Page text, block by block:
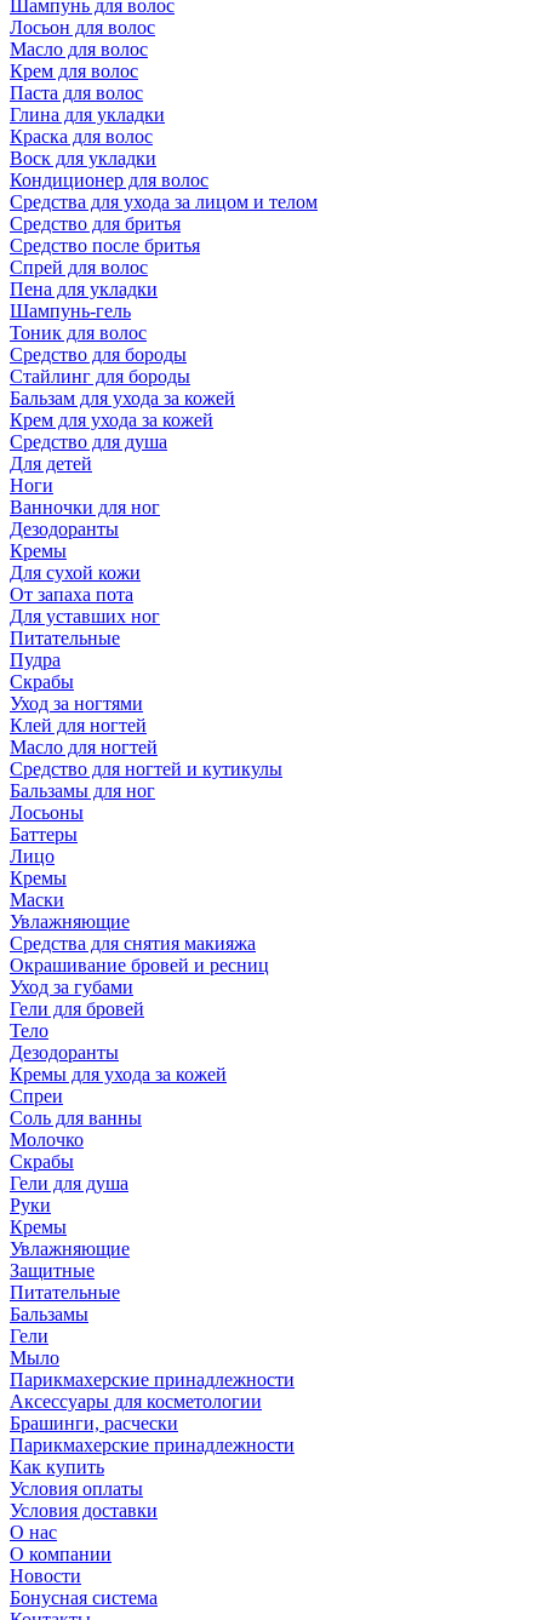
Шампунь для волос
Лосьон для волос
Масло для волос
Крем для волос
Паста для волос
Глина для укладки
Краска для волос
Воск для укладки
Кондиционер для волос
Средства для ухода за лицом и телом
Средство для бритья
Средство после бритья
Спрей для волос
Пена для укладки
Шампунь-гель
Тоник для волос
Средство для бороды
Стайлинг для бороды
Бальзам для ухода за кожей
Крем для ухода за кожей
Средство для душа
Для детей
Ноги
Ванночки для ног
Дезодоранты
Кремы
Для сухой кожи
От запаха пота
Для уставших ног
Питательные
Пудра
Скрабы
Уход за ногтями
Клей для ногтей
Масло для ногтей
Средство для ногтей и кутикулы
Бальзамы для ног
Лосьоны
Баттеры
Лицо
Кремы
Маски
Увлажняющие
Средства для снятия макияжа
Окрашивание бровей и ресниц
Уход за губами
Гели для бровей
Тело
Дезодоранты
Кремы для ухода за кожей
Спреи
Соль для ванны
Молочко
Скрабы
Гели для душа
Руки
Кремы
Увлажняющие
Защитные
Питательные
Бальзамы
Гели
Мыло
Парикмахерские принадлежности
Аксессуары для косметологии
Брашинги, расчески
Парикмахерские принадлежности
Как купить
Условия оплаты
Условия доставки
О нас
О компании
Новости
Бонусная система